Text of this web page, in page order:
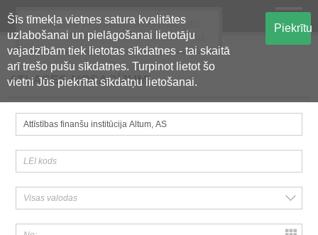
Šīs tīmekļa vietnes satura kvalitātes
uzlabošanai un pielāgošanai lietotāju
vajadzībām tiek lietotas sīkdatnes - tai skaitā
arī trešo pušu sīkdatnes. Turpinot lietot šo
vietni Jūs piekrītat sīkdatņu lietošanai.
Piekrītu
Oficiālā regulētās informācijas
centralizētā glabāšanas sistēma
ATLASES NOSACĪJUMI